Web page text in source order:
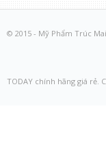
© 2015 - Mỹ Phẩm Trúc
TODAY chính hãng giá rẻ.